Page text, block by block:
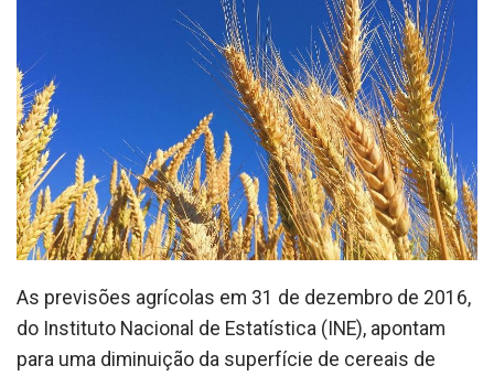
As previsões agrícolas em 31 de dezembro de 2016,
do Instituto Nacional de Estatística (INE), apontam
para uma diminuição da superfície de cereais de